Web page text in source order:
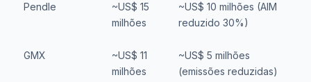
Pendle
~US$ 15
milhões
~US$ 10 milhões (AIM
reduzido 30%)
GMX
~US$ 11
milhões
~US$ 5 milhões
(emissões reduzidas)